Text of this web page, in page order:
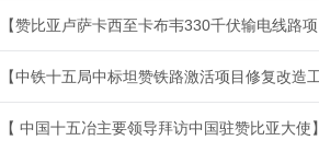
【 中国十五冶主要领导拜访中国驻赞比亚大使】